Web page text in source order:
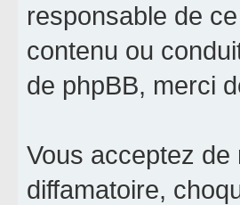
responsable de
contenu ou
de phpBB, merci
Vous acceptez
diffamatoire,